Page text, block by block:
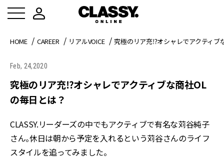
HOME CAREER リアルVOICE 究極のリア充⁉︎オシャレでアクティブ
Feb, 24,2020
究極のリア充⁉︎オシャレでアクティブな商社OL
の毎日とは？
CLASSY.リーダーズの中でもアクティブで有名な苅谷純子
さん。休日は朝から予定を入れるという苅谷さんのライフ
スタイルを追ってみました。